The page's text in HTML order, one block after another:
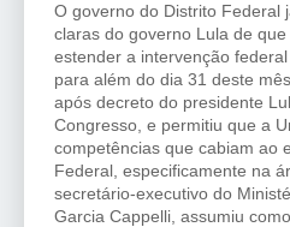
O governo do Distrito Federal
claras do governo Lula de
estender a intervenção
para além do dia 31 deste
após decreto do presidente
Congresso, e permitiu que a
competências que cabiam ao
Federal, especificamente na
secretário-executivo do
Garcia Cappelli, assumiu